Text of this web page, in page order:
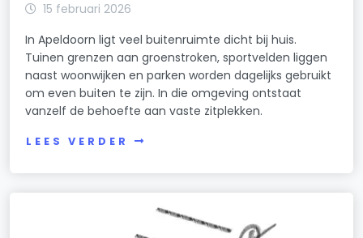
15 februari 2026
In Apeldoorn ligt veel buitenruimte dicht bij huis.
Tuinen grenzen aan groenstroken, sportvelden liggen
naast woonwijken en parken worden dagelijks gebruikt
om even buiten te zijn. In die omgeving ontstaat
vanzelf de behoefte aan vaste zitplekken.
LEES VERDER